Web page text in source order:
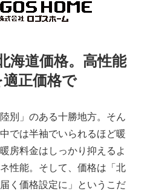
海道価格。高性能
正価格で
別」のある十勝地方。そん
では半袖でいられるほど暖
房料金はしっかり抑えるよ
性能。そして、価格は「北
く価格設定に」というこだ